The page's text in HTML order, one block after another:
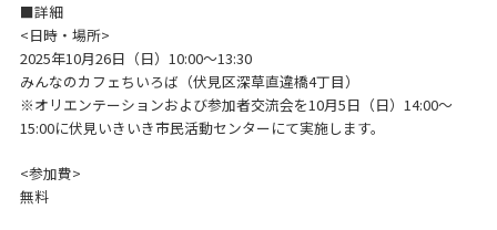
■詳細
<日時・場所>
2025年10月26日（日）10:00～13:30
みんなのカフェちいろば（伏見区深草直違橋4丁目）
※オリエンテーションおよび参加者交流会を10月5日（日）14:00～
15:00に伏見いきいき市民活動センターにて実施します。
<参加費>
無料